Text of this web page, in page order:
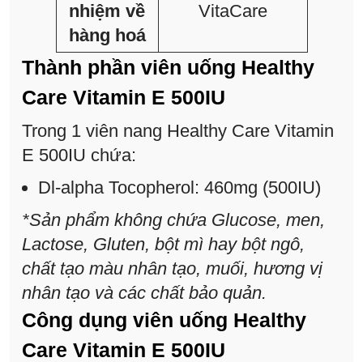
nhiệm về
hàng hoá
VitaCare
Thành phần viên uống Healthy
Care Vitamin E 500IU
Trong 1 viên nang Healthy Care Vitamin
E 500IU chứa:
Dl-alpha Tocopherol: 460mg (500IU)
*Sản phẩm không chứa Glucose, men,
Lactose, Gluten, bột mì hay bột ngô,
chất tạo màu nhân tạo, muối, hương vị
nhân tạo và các chất bảo quản.
Công dụng viên uống Healthy
Care Vitamin E 500IU